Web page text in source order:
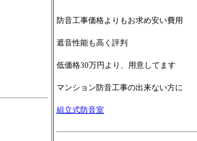
防音工事価格よりもお求め安い費用
遮音性能も高く評判
低価格30万円より、用意してます
マンション防音工事の出来ない方に
組立式防音室